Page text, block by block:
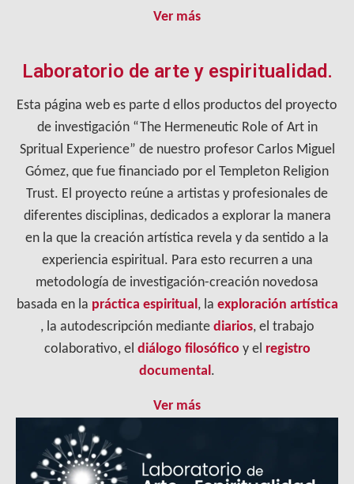
Ver más
Laboratorio de arte y espiritualidad.
Esta página web es parte d ellos productos del proyecto
de investigación “The Hermeneutic Role of Art in
Spritual Experience” de nuestro profesor Carlos Miguel
Gómez, que fue financiado por el Templeton Religion
Trust. El proyecto reúne a artistas y profesionales de
diferentes disciplinas, dedicados a explorar la manera
en la que la creación artística revela y da sentido a la
experiencia espiritual. Para esto recurren a una
metodología de investigación-creación novedosa
basada en la práctica espiritual, la exploración artística
, la autodescripción mediante diarios, el trabajo
colaborativo, el diálogo filosófico y el registro
documental.
Ver más